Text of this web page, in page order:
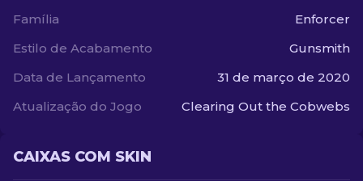
Família
Enforcer
Estilo de Acabamento
Gunsmith
Data de Lançamento
31 de março de 2020
Atualização do Jogo
Clearing Out the Cobwebs
CAIXAS COM SKIN